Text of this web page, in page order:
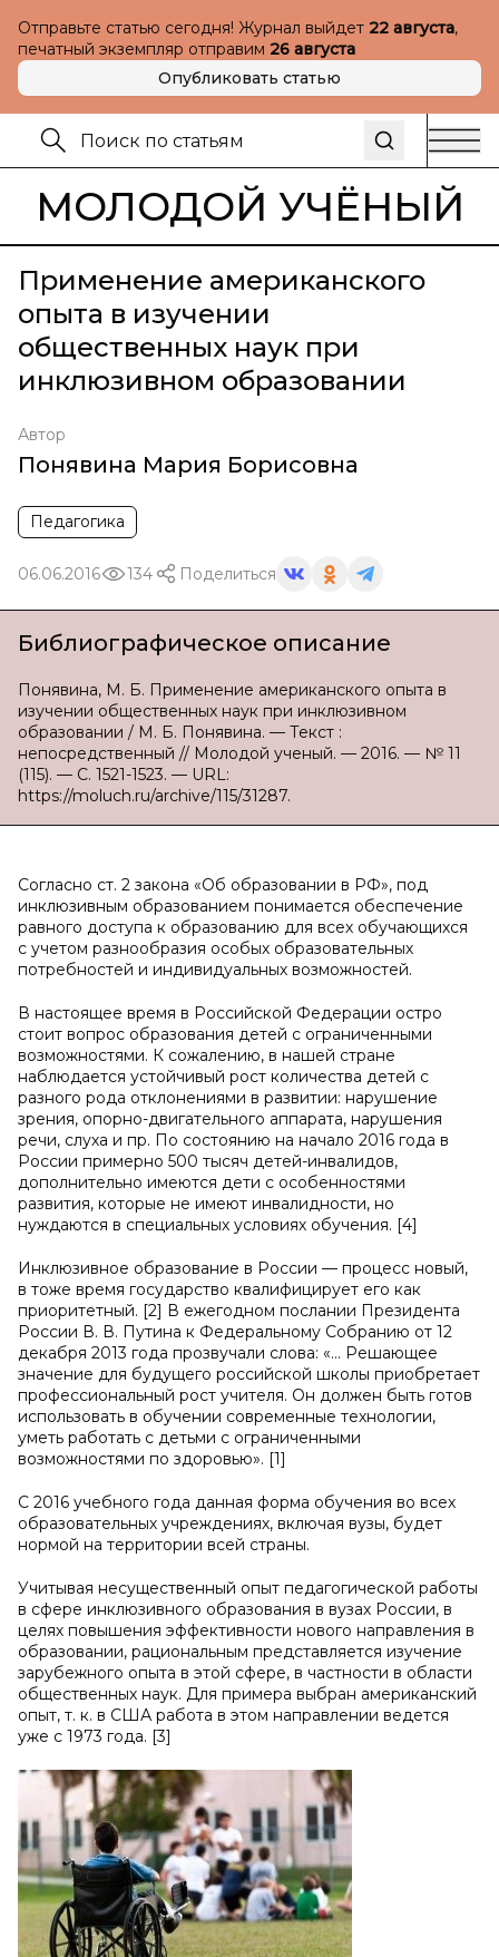
Отправьте статью сегодня! Журнал выйдет 22 августа,
печатный экземпляр отправим 26 августа
Опубликовать статью
МОЛОДОЙ УЧЁНЫЙ
Применение американского
опыта в изучении
общественных наук при
инклюзивном образовании
Автор
Понявина Мария Борисовна
Педагогика
06.06.2016 134 Поделиться
Библиографическое описание
Понявина, М. Б. Применение американского опыта в
изучении общественных наук при инклюзивном
образовании / М. Б. Понявина. — Текст :
непосредственный // Молодой ученый. — 2016. — № 11
(115). — С. 1521-1523. — URL:
https://moluch.ru/archive/115/31287.
Согласно ст. 2 закона «Об образовании в РФ», под
инклюзивным образованием понимается обеспечение
равного доступа к образованию для всех обучающихся
с учетом разнообразия особых образовательных
потребностей и индивидуальных возможностей.
В настоящее время в Российской Федерации остро
стоит вопрос образования детей с ограниченными
возможностями. К сожалению, в нашей стране
наблюдается устойчивый рост количества детей с
разного рода отклонениями в развитии: нарушение
зрения, опорно-двигательного аппарата, нарушения
речи, слуха и пр. По состоянию на начало 2016 года в
России примерно 500 тысяч детей-инвалидов,
дополнительно имеются дети с особенностями
развития, которые не имеют инвалидности, но
нуждаются в специальных условиях обучения. [4]
Инклюзивное образование в России — процесс новый,
в тоже время государство квалифицирует его как
приоритетный. [2] В ежегодном послании Президента
России В. В. Путина к Федеральному Собранию от 12
декабря 2013 года прозвучали слова: «... Решающее
значение для будущего российской школы приобретает
профессиональный рост учителя. Он должен быть готов
использовать в обучении современные технологии,
уметь работать с детьми с ограниченными
возможностями по здоровью». [1]
С 2016 учебного года данная форма обучения во всех
образовательных учреждениях, включая вузы, будет
нормой на территории всей страны.
Учитывая несущественный опыт педагогической работы
в сфере инклюзивного образования в вузах России, в
целях повышения эффективности нового направления в
образовании, рациональным представляется изучение
зарубежного опыта в этой сфере, в частности в области
общественных наук. Для примера выбран американский
опыт, т. к. в США работа в этом направлении ведется
уже с 1973 года. [3]